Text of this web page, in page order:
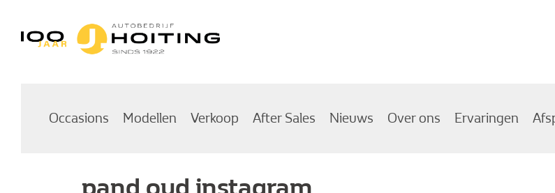
Autobedrijf Hoiting
Occasions Modellen Verkoop After Sales Nieuws Over ons Ervaringen